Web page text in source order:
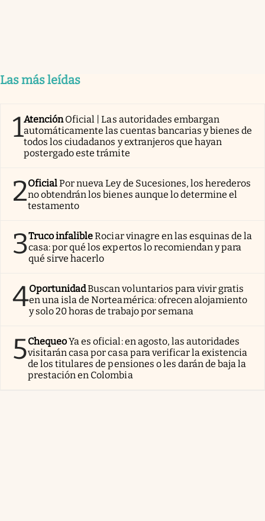
Las más leídas
1AtenciónOficial | Las autoridades embargan
automáticamente las cuentas bancarias y bienes de
todos los ciudadanos y extranjeros que hayan
postergado este trámite
2OficialPor nueva Ley de Sucesiones, los herederos
no obtendrán los bienes aunque lo determine el
testamento
3Truco infalibleRociar vinagre en las esquinas de la
casa: por qué los expertos lo recomiendan y para
qué sirve hacerlo
4OportunidadBuscan voluntarios para vivir gratis
en una isla de Norteamérica: ofrecen alojamiento
y solo 20 horas de trabajo por semana
5ChequeoYa es oficial: en agosto, las autoridades
visitarán casa por casa para verificar la existencia
de los titulares de pensiones o les darán de baja la
prestación en Colombia